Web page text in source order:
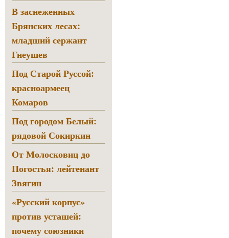
В заснеженных
Брянских лесах:
младший сержант
Гнеушев
Под Старой Руссой:
красноармеец
Комаров
Под городом Белый:
рядовой Сокиркин
От Молосковиц до
Погостья: лейтенант
Звягин
«Русский корпус»
против усташей:
почему союзники